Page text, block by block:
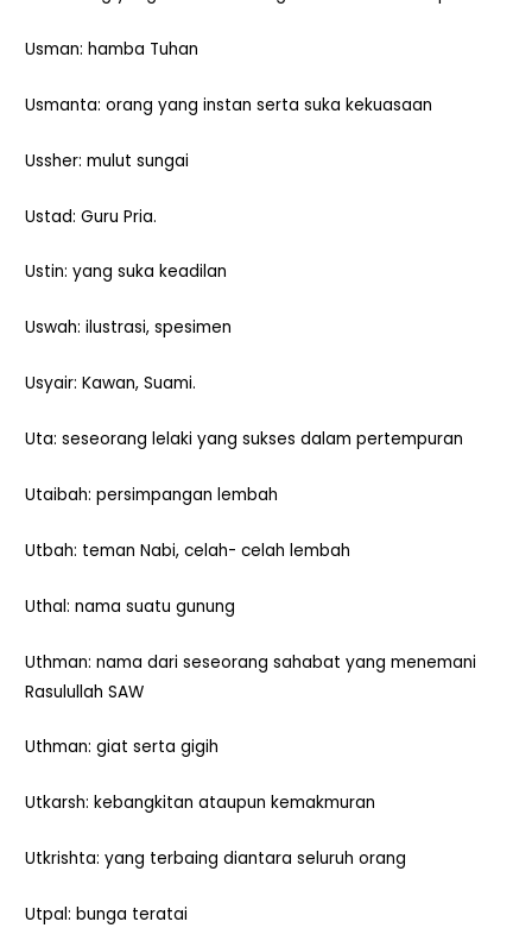
Usman: hamba Tuhan
Usmanta: orang yang instan serta suka kekuasaan
Ussher: mulut sungai
Ustad: Guru Pria.
Ustin: yang suka keadilan
Uswah: ilustrasi, spesimen
Usyair: Kawan, Suami.
Uta: seseorang lelaki yang sukses dalam pertempuran
Utaibah: persimpangan lembah
Utbah: teman Nabi, celah- celah lembah
Uthal: nama suatu gunung
Uthman: nama dari seseorang sahabat yang menemani
Rasulullah SAW
Uthman: giat serta gigih
Utkarsh: kebangkitan ataupun kemakmuran
Utkrishta: yang terbaing diantara seluruh orang
Utpal: bunga teratai